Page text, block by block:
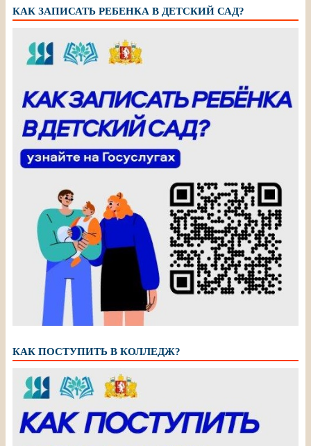
КАК ЗАПИСАТЬ РЕБЕНКА В ДЕТСКИЙ САД?
КАК ПОСТУПИТЬ В КОЛЛЕДЖ?